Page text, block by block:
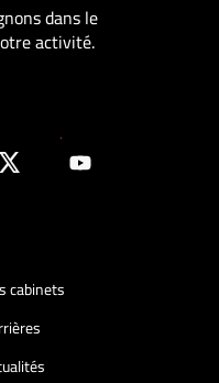
dans le
activité.
cabinets